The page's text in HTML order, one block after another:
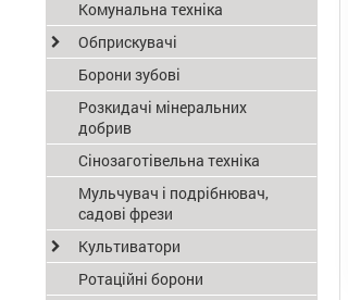
Комунальна техніка
Обприскувачі
Борони зубові
Розкидачі мінеральних
добрив
Сінозаготівельна техніка
Мульчувач і подрібнювач,
садові фрези
Культиватори
Ротаційні борони